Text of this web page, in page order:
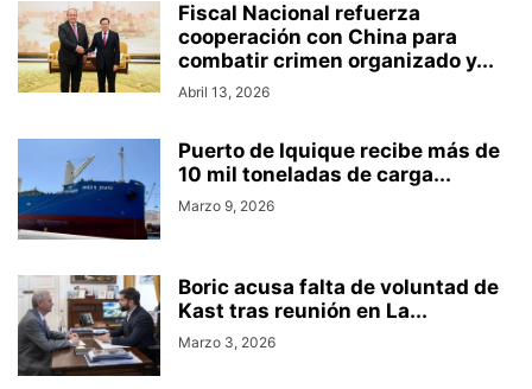
Fiscal Nacional refuerza
cooperación con China para
combatir crimen organizado y...
Abril 13, 2026
Puerto de Iquique recibe más de
10 mil toneladas de carga...
Marzo 9, 2026
Boric acusa falta de voluntad de
Kast tras reunión en La...
Marzo 3, 2026